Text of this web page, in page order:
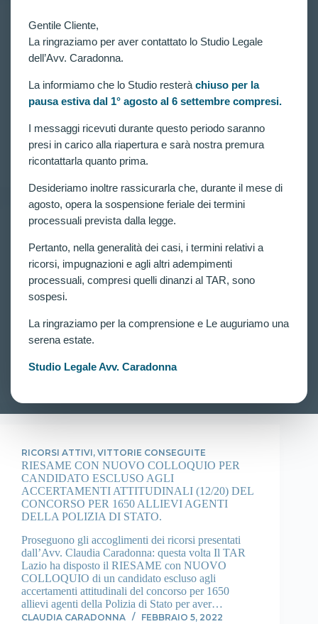
Gentile Cliente,
La ringraziamo per aver contattato lo Studio Legale
dell’Avv. Caradonna.
La informiamo che lo Studio resterà chiuso per la
pausa estiva dal 1° agosto al 6 settembre compresi.
I messaggi ricevuti durante questo periodo saranno
presi in carico alla riapertura e sarà nostra premura
ricontattarla quanto prima.
Desideriamo inoltre rassicurarla che, durante il mese di
agosto, opera la sospensione feriale dei termini
processuali prevista dalla legge.
Pertanto, nella generalità dei casi, i termini relativi a
ricorsi, impugnazioni e agli altri adempimenti
processuali, compresi quelli dinanzi al TAR, sono
sospesi.
La ringraziamo per la comprensione e Le auguriamo una
serena estate.
Studio Legale Avv. Caradonna
,VITTORIE CONSEGUITE
Concorso per 2938 allievi carabinieri in ferma
quadriennale: altro candidato escluso agli
riesame con nuovo colloquio.
Ennesimo candidato escluso dal Concorso per 2938
dell’art. 11 comma 4, riammesso in seguito a ricorso
al TAR.
CLAUDIA CARADONNA APRILE 3, 2022
Nuovo accoglimento per candidato escluso dal
concorso per 1227 allievi agenti della Polizia di Stato
per mancato raggiungimento dei 12/20.
Un altro candidato assistito dall’Avv. Claudia
proposto al Tar Lazio avverso il giudizio di
esclusione agli accertamenti attitudinali del concorso
conseguito una media globale…
CLAUDIA CARADONNA
RICORSI ATTIVI, VITTORIE CONSEGUITE
RIESAME CON NUOVO COLLOQUIO PER
CANDIDATO ESCLUSO AGLI
ACCERTAMENTI ATTITUDINALI (12/20) DEL
CONCORSO PER 1650 ALLIEVI AGENTI
DELLA POLIZIA DI STATO.
Proseguono gli accoglimenti dei ricorsi presentati
dall’Avv. Claudia Caradonna: questa volta Il TAR
Lazio ha disposto il RIESAME con NUOVO
COLLOQUIO di un candidato escluso agli
accertamenti attitudinali del concorso per 1650
allievi agenti della Polizia di Stato per aver…
CLAUDIA CARADONNA FEBBRAIO 5, 2022